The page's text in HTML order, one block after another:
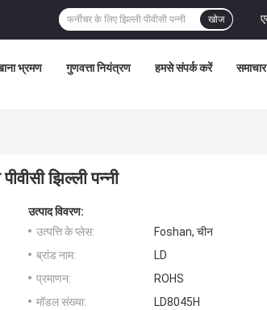
खोज
भ्रमण गुणवत्ता नियंत्रण हमसे संपर्क करें समाचार
झिल्ली पन्नी
उत्पाद विवरण:
उत्पत्ति के प्लेस:
Foshan, चीन
ब्रांड नाम:
LD
प्रमाणन:
ROHS
मॉडल संख्या:
LD8045H